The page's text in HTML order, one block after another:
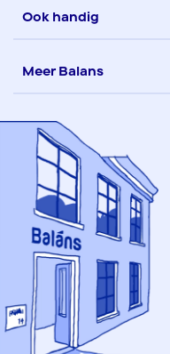
Ook handig
Meer Balans